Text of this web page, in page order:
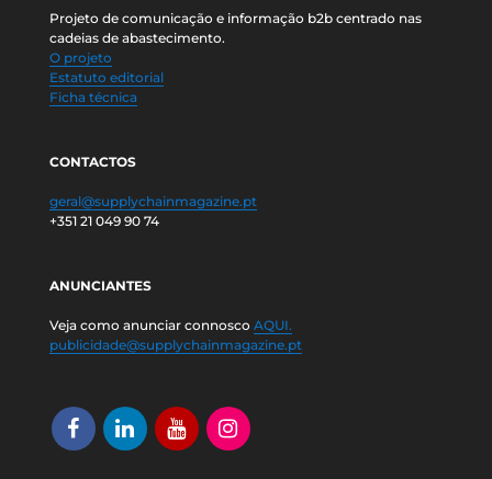
Projeto de comunicação e informação b2b centrado nas
cadeias de abastecimento.
O projeto
Estatuto editorial
Ficha técnica
CONTACTOS
geral@supplychainmagazine.pt
+351 21 049 90 74
ANUNCIANTES
Veja como anunciar connosco AQUI.
publicidade@supplychainmagazine.pt